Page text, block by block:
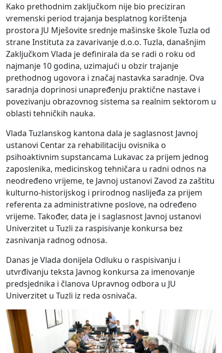
Kako prethodnim zaključkom nije bio preciziran
vremenski period trajanja besplatnog korištenja
prostora JU Mješovite srednje mašinske škole Tuzla od
strane Instituta za zavarivanje d.o.o. Tuzla, današnjim
Zaključkom Vlada je definirala da se radi o roku od
najmanje 10 godina, uzimajući u obzir trajanje
prethodnog ugovora i značaj nastavka saradnje. Ova
saradnja doprinosi unapređenju praktične nastave i
povezivanju obrazovnog sistema sa realnim sektorom u
oblasti tehničkih nauka.
Vlada Tuzlanskog kantona dala je saglasnost Javnoj
ustanovi Centar za rehabilitaciju ovisnika o
psihoaktivnim supstancama Lukavac za prijem jednog
zaposlenika, medicinskog tehničara u radni odnos na
neodređeno vrijeme, te Javnoj ustanovi Zavod za zaštitu
kulturno-historijskog i prirodnog naslijeđa za prijem
referenta za administrativne poslove, na određeno
vrijeme. Također, data je i saglasnost Javnoj ustanovi
Univerzitet u Tuzli za raspisivanje konkursa bez
zasnivanja radnog odnosa.
Danas je Vlada donijela Odluku o raspisivanju i
utvrđivanju teksta Javnog konkursa za imenovanje
predsjednika i članova Upravnog odbora u JU
Univerzitet u Tuzli iz reda osnivača.